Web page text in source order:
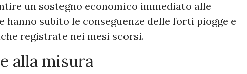
un sostegno economico immediato alle
hanno subito le conseguenze delle forti piogge e
registrate nei mesi scorsi.
alla misura